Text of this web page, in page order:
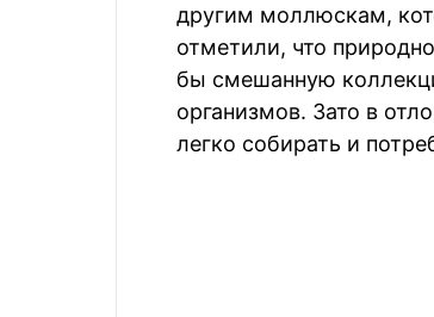
другим моллюскам,
отметили, что
бы смешанную
организмов. Зато в
легко собирать и